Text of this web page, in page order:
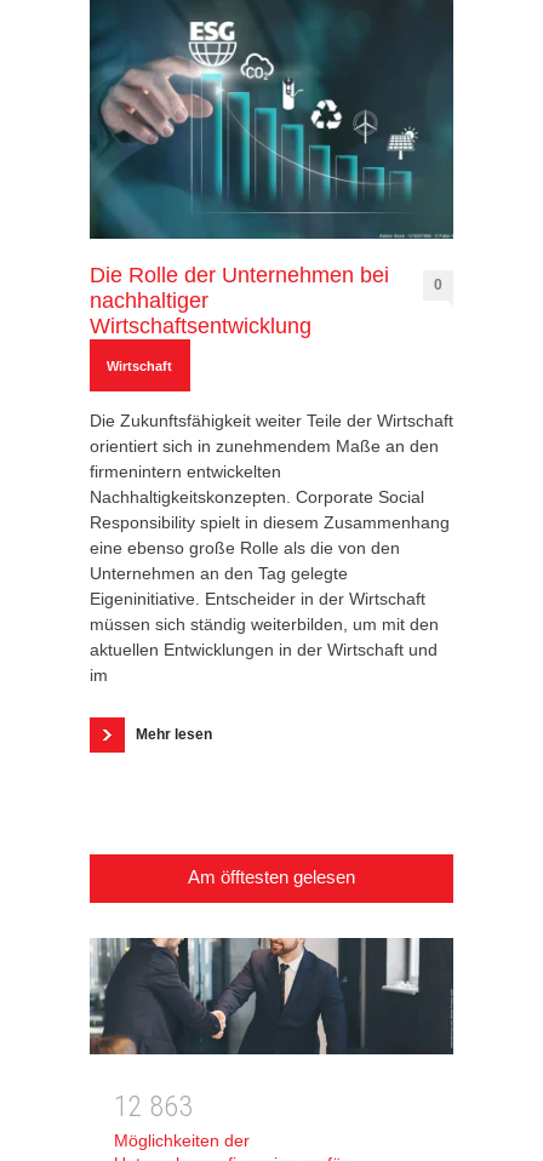
Die Rolle der Unternehmen bei
nachhaltiger
Wirtschaftsentwicklung
0
Wirtschaft
Die Zukunftsfähigkeit weiter Teile der Wirtschaft
orientiert sich in zunehmendem Maße an den
firmenintern entwickelten
Nachhaltigkeitskonzepten. Corporate Social
Responsibility spielt in diesem Zusammenhang
eine ebenso große Rolle als die von den
Unternehmen an den Tag gelegte
Eigeninitiative. Entscheider in der Wirtschaft
müssen sich ständig weiterbilden, um mit den
aktuellen Entwicklungen in der Wirtschaft und
im
Mehr lesen
Am öfftesten gelesen
1 2 863
Möglichkeiten der